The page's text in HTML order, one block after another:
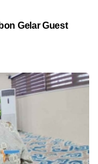
Gelar Guest